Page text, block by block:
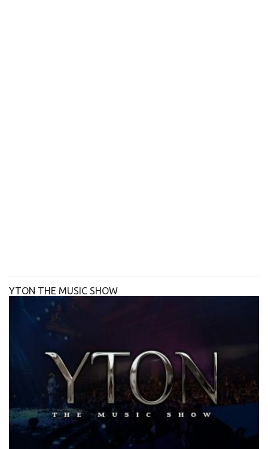
YTON THE MUSIC SHOW